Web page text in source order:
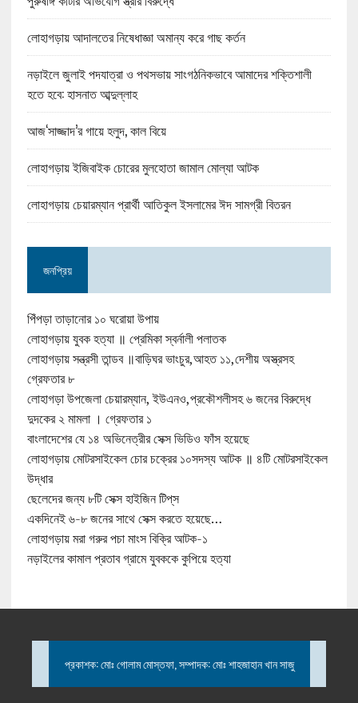
লোহাগড়ায় আদালতের নিষেধাজ্ঞা অমান্য করে গাছ কর্তন
নড়াইলে জুলাই পদযাত্রা ও পথসভায় সাংগঠনিকভাবে আমাদের শক্তিশালী
হতে হবে: হাসনাত আব্দুল্লাহ
আজ‘সাজ্জাদ’র গায়ে হলুদ, কাল বিয়ে
লোহাগড়ায় ইজিবাইক চোরের মুলহোতা জামাল মোল্যা আটক
লোহাগড়ায় চেয়ারম্যান প্রার্থী আতিকুল ইসলামের ঈদ সামগ্রী বিতরন
জনপ্রিয়
পিঁপড়া তাড়ানোর ১০ ঘরোয়া উপায়
লোহাগড়ায় যুবক হত্যা ॥ প্রেমিকা স্বর্নালী পলাতক
লোহাগড়ায় সন্ত্রসী তান্ডব ॥বাড়িঘর ভাংচুর,আহত ১১,দেশীয় অস্ত্রসহ
গ্রেফতার ৮
লোহাগড়া উপজেলা চেয়ারম্যান, ইউএনও,প্রকৌশলীসহ ৬ জনের বিরুদ্ধে
দুদকের ২ মামলা । গ্রেফতার ১
বাংলাদেশের যে ১৪ অভিনেত্রীর সেক্স ভিডিও ফাঁস হয়েছে
লোহাগড়ায় মোটরসাইকেল চোর চক্রের ১০সদস্য আটক ॥ ৪টি মোটরসাইকেল
উদ্ধার
ছেলেদের জন্য ৮টি সেক্স হাইজিন টিপ্‌স
একদিনেই ৬-৮ জনের সাথে সেক্স করতে হয়েছে…
লোহাগড়ায় মরা গরুর পচা মাংস বিক্রি আটক-১
নড়াইলের কামাল প্রতাব গ্রামে যুবককে কুপিয়ে হত্যা
প্রকাশক: মোঃ গোলাম মোস্তফা, সম্পাদক: মোঃ শাহজাহান খান সাজু